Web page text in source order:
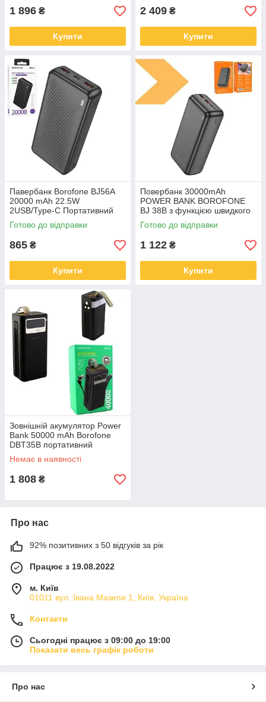
1 896 ₴
Купити
2 409 ₴
Купити
Павербанк Borofone BJ56A
20000 mAh 22.5W
2USB/Type-C Портативний
зовнішній акумулятор
PowerBank KM-55
Готово до відправки
865 ₴
Купити
Повербанк 30000mAh
POWER BANK BOROFONE
BJ 38B з функцією швидкого
заряджання SN-58
Готово до відправки
1 122 ₴
Купити
Зовнішній акумулятор Power
Bank 50000 mAh Borofone
DBT35B портативний
зарядний пристрій YW-90
Немає в наявності
1 808 ₴
Про нас
92% позитивних з 50 відгуків за рік
Працює з 19.08.2022
м. Київ
01011 вул. Івана Мазепи 1, Київ, Україна
Контакти
Сьогодні працює з 09:00 до 19:00
Показати весь графік роботи
Про нас